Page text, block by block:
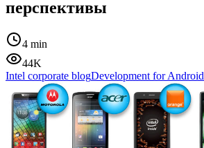
перспективы
4 min
44K
Intel corporate blogDevelopment for Android